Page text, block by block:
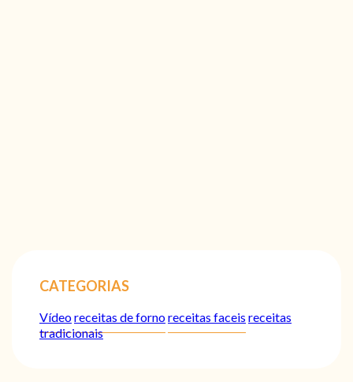
CATEGORIAS
Vídeoreceitas de fornoreceitas faceis receitas
tradicionais